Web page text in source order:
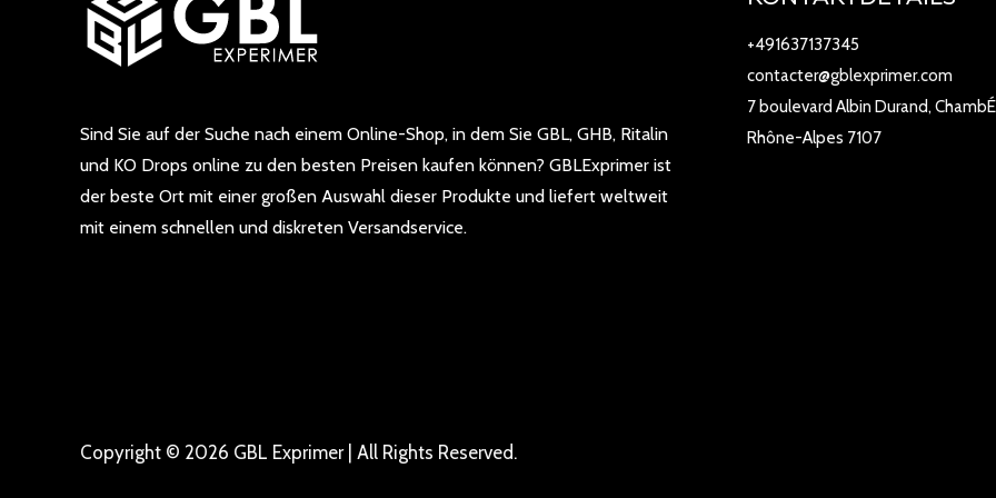
Sind Sie auf der Suche nach einem Online-Shop, in dem Sie GBL, GHB, Ritalin
und KO Drops online zu den besten Preisen kaufen können? GBLExprimer ist
der beste Ort mit einer großen Auswahl dieser Produkte und liefert weltweit
mit einem schnellen und diskreten Versandservice.
+491637137345
contacter@gblexprimer.com
7 boulevard Albin Durand,
Rhône-Alpes 7107
Copyright © 2026 GBL Exprimer | All Rights Reserved.